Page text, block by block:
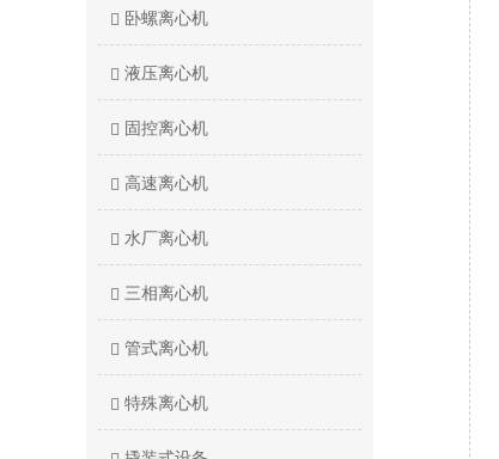
卧螺离心机
液压离心机
固控离心机
高速离心机
水厂离心机
三相离心机
管式离心机
特殊离心机